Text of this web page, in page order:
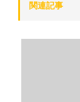
関連記事